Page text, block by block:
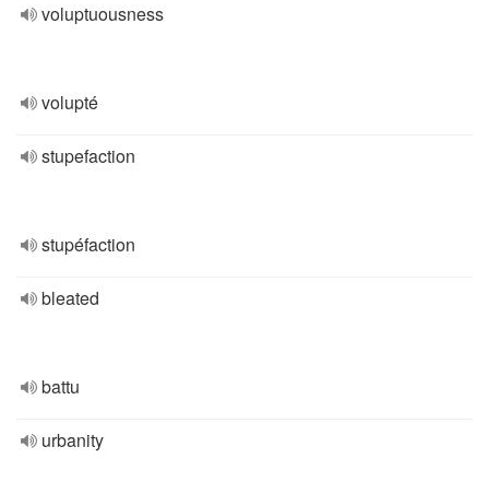
voluptuousness
volupté
stupefaction
stupéfaction
bleated
battu
urbanity